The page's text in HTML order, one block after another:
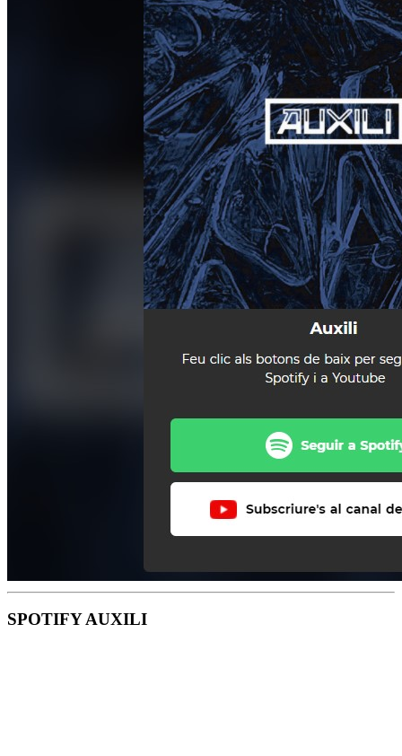
SPOTIFY AUXILI